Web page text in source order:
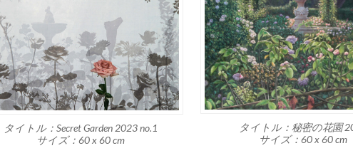
タイトル：Secret Garden 2023 no.1
サイズ：60 x 60 cm
タイトル：秘密の花園
サイズ：60 x 60 cm